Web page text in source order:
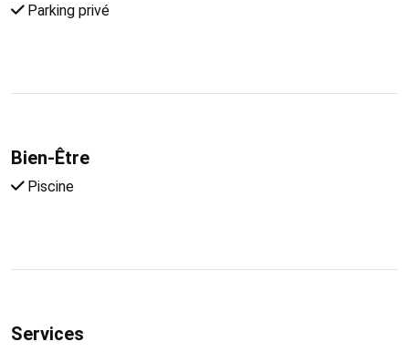
Parking privé
Bien-Être
Piscine
Services